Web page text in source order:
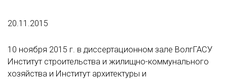
20.11.2015
10 ноября 2015 г. в диссертационном зале ВолгГАСУ
Институт строительства и жилищно-коммунального
хозяйства и Институт архитектуры и